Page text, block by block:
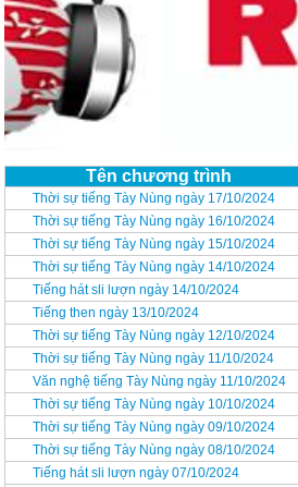
Tên chương trình
Thời sự tiếng Tày Nùng ngày 17/10/2024
Thời sự tiếng Tày Nùng ngày 16/10/2024
Thời sự tiếng Tày Nùng ngày 15/10/2024
Thời sự tiếng Tày Nùng ngày 14/10/2024
Tiếng hát sli lượn ngày 14/10/2024
Tiếng then ngày 13/10/2024
Thời sự tiếng Tày Nùng ngày 12/10/2024
Thời sự tiếng Tày Nùng ngày 11/10/2024
Văn nghệ tiếng Tày Nùng ngày 11/10/2024
Thời sự tiếng Tày Nùng ngày 10/10/2024
Thời sự tiếng Tày Nùng ngày 09/10/2024
Thời sự tiếng Tày Nùng ngày 08/10/2024
Tiếng hát sli lượn ngày 07/10/2024